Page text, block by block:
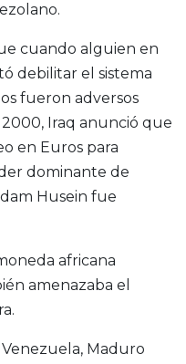
cuando alguien en
debilitar el sistema
fueron adversos
Iraq anunció que
en Euros para
dominante de
Husein fue
africana
amenazaba el
Maduro